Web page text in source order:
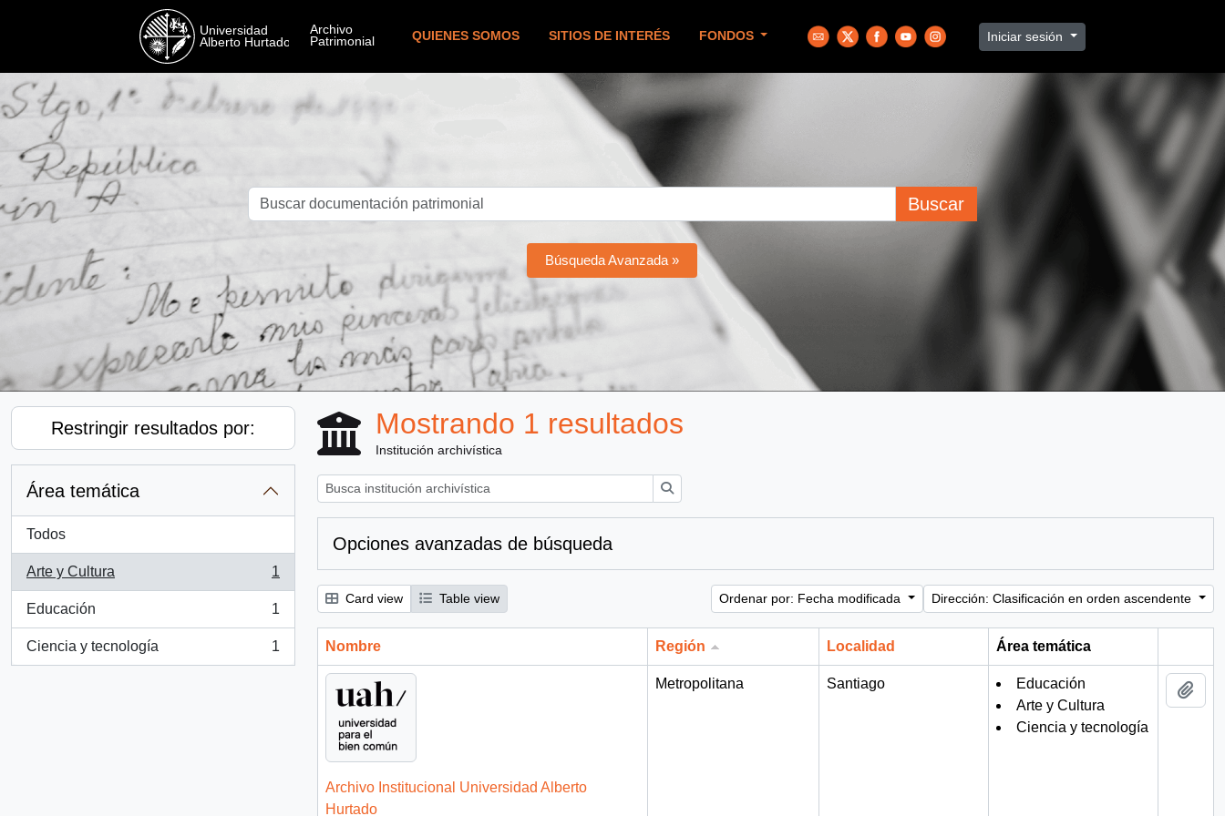
QUIENES SOMOS SITIOS DE INTERÉS FONDOS Iniciar sesión
Buscar
Búsqueda Avanzada »
Restringir resultados por:
Área temática
Todos
Arte y Cultura
, 1 resultados
1
Educación
, 1 resultados
1
Ciencia y tecnología
, 1 resultados
1
Mostrando 1 resultados
Institución archivística
Opciones avanzadas de búsqueda
Card view Table view Ordenar por: Fecha modificada Dirección: Clasificación en orden ascendente
Nombre Región Localidad
Área temática
Archivo Institucional Universidad Alberto
Hurtado
Metropolitana Santiago
Educación
Arte y Cultura
Ciencia y tecnología